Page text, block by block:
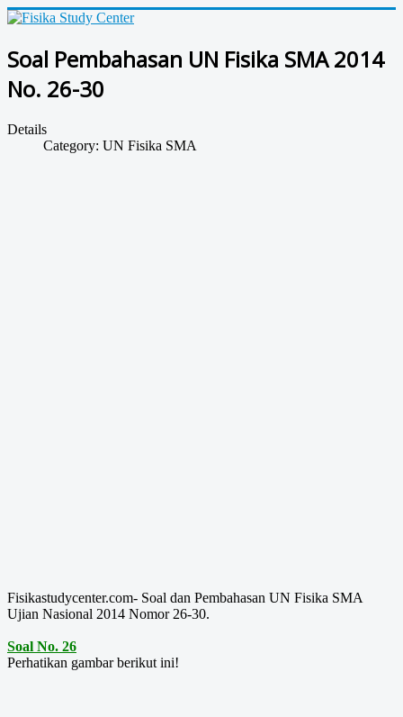
Soal Pembahasan UN Fisika SMA 2014
No. 26-30
Details
Category: UN Fisika SMA
Fisikastudycenter.com- Soal dan Pembahasan UN Fisika SMA
Ujian Nasional 2014 Nomor 26-30.
Soal No. 26
Perhatikan gambar berikut ini!